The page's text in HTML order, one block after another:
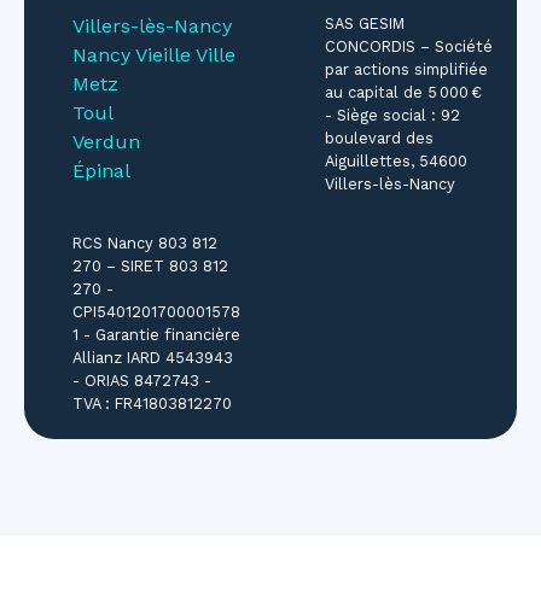
Villers-lès-Nancy
Nancy Vieille Ville
Metz
Toul
Verdun
Épinal
SAS GESIM
CONCORDIS – Société
par actions simplifiée
au capital de 5 000 €
- Siège social : 92
boulevard des
Aiguillettes, 54600
Villers-lès-Nancy
RCS Nancy 803 812
270 – SIRET 803 812
270 -
CPI5401201700001578
1 - Garantie financière
Allianz IARD 4543943
- ORIAS 8472743 -
TVA : FR41803812270